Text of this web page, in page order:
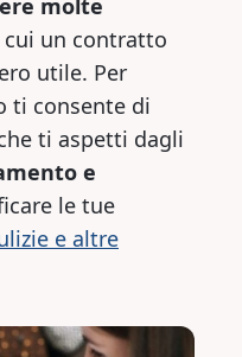
cui un contratto
utile. Per
ti consente di
ti aspetti dagli
e
le tue
e altre